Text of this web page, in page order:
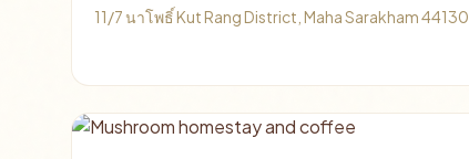
11/7 นาโพธิ์ Kut Rang District, Maha Sarakham 44130